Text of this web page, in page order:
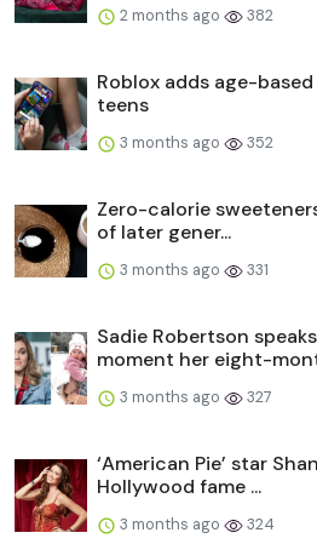
2 months ago 382
Roblox adds age-
teens
3 months ago 352
Zero-calorie
of later gener...
3 months ago 331
Sadie Robertson
moment her eight-
3 months ago 327
‘American Pie’ star
Hollywood fame ...
3 months ago 324